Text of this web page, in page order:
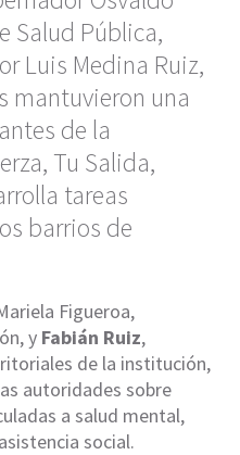
Salud Pública,
Luis Medina Ruiz,
mantuvieron una
de la
Tu Salida,
tareas
barrios de
Figueroa,
y Fabián Ruiz,
de la institución,
autoridades sobre
a salud mental,
social.